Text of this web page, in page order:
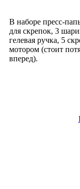
В наборе пресс-
для скрепок, 3
гелевая ручка, 5
мотором (стоит
вперед).